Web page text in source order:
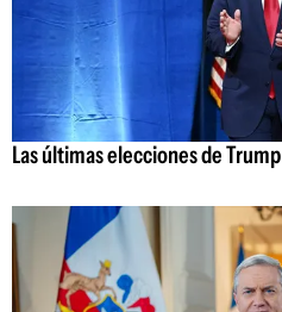
Las últimas elecciones de Trump